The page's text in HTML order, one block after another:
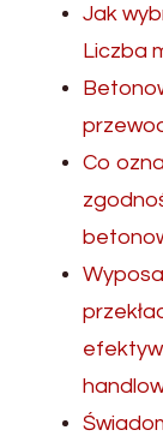
Jak
Liczba
Co